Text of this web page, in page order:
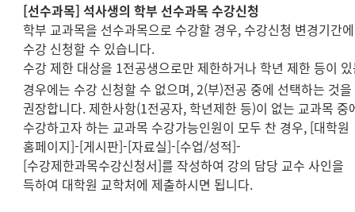
[선수과목]석사생의 학부 선수과목 수강신청
학부 교과목을 선수과목으로 수강할 경우,수강신청 변경기간
수강 신청할 수 있습니다.
수강 제한 대상을 1전공생으로만 제한하거나 학년 제한 등이
경우에는 수강 신청할 수 없으며,2(부)전공 중에 선택하는 것을
권장합니다.제한사항(1전공자, 학년제한 등)이 없는 교과목 중
수강하고자 하는 교과목 수강가능인원이 모두 찬 경우, [대학원
홈페이지]-[게시판]-[자료실]-[수업/성적]-
[수강제한과목수강신청서]를 작성하여 강의 담당 교수 사인을
득하여 대학원 교학처에 제출하시면 됩니다.